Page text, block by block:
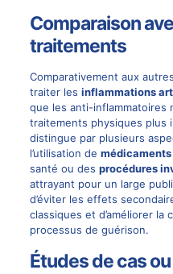
Comparaison
traitements
Comparativement aux
traiter les inflammations
que les anti-inflammatoires
traitements physiques plus
distingue par plusieurs
l’utilisation de médicaments
santé ou des procédures
attrayant pour un large
d’éviter les effets
classiques et d’améliorer
processus de guérison.
Études de cas